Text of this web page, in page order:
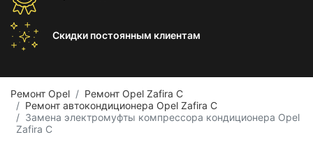
Скидки постоянным клиентам
Ремонт Opel
Ремонт Opel Zafira C
Ремонт автокондиционера Opel Zafira C
Замена электромуфты компрессора кондиционера Opel
Zafira C